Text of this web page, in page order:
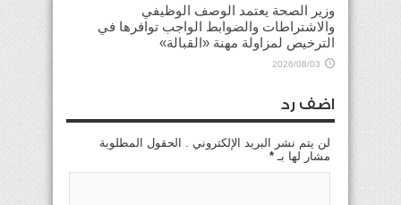
وزير الصحة يعتمد الوصف الوظيفي
والاشتراطات والضوابط الواجب توافرها في
الترخيص لمزاولة مهنة «القبالة»
2026/08/03
اضف رد
لن يتم نشر البريد الإلكتروني . الحقول المطلوبة
مشار لها بـ *